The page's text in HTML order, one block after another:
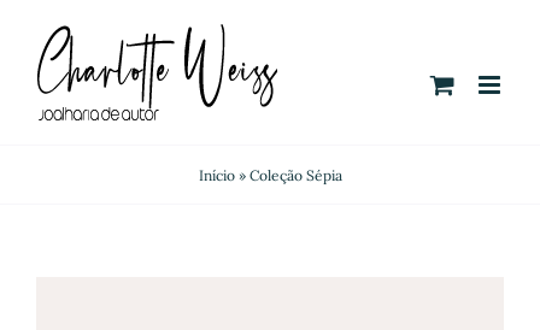
content
Início» Coleção Sépia